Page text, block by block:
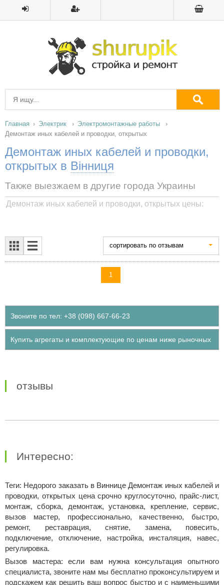
Главная Электрик
Электромонтажные работы
Демонтаж иных кабелей и проводки, открытых
Демонтаж иных кабелей и проводки,
открытых в Вінниця
Также выезжаем в другие города Украины
Демонтаж иных кабелей и проводки, открытых цены:
cортировать по отзывам
1
Звоните по тел: +38 (098) 667-66-23
Купить агрегаты и комплектующие по ценам ниже рыночных
отзывы
Интересно:
Теги: Недорого заказать в Виннице Демонтаж иных кабелей и
проводки, открытых цена срочно круглосуточно, прайс-лист,
монтаж, сборка, демонтаж, установка, крепление, сервис,
вызов мастер, профессионально, качественно, быстро,
ремонт, реставрация, снятие, замена, повесить,
подключение, отключение, настройка, инсталяция, навес,
регулировка.
Вызов мастера: если вам нужна консультация опытного
специалиста, звоните нам мы бесплатно проконсультируем и
подскажем как решить ваш вопрос быстро и с наименьшими